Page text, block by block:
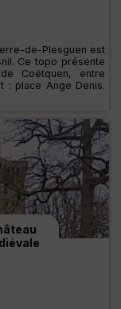
de-Plesguen est
Ce topo présente
Coëtquen, entre
: place Ange Denis.